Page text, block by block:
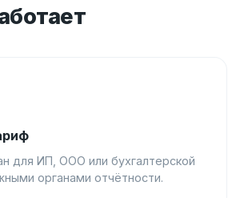
для ИП, ООО или бухгалтерской
органами отчётности.